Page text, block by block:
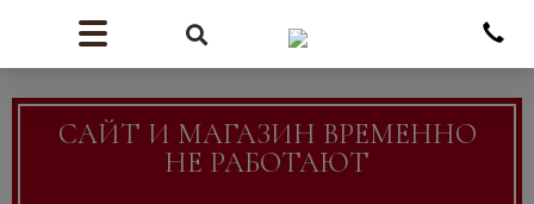
САЙТ И МАГАЗИН ВРЕМЕННО
НЕ РАБОТАЮТ